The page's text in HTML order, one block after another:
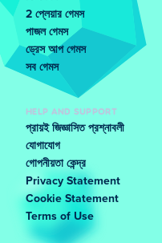
2 প্লেয়ার গেমস
পাজল গেমস
ড্রেস আপ গেমস
সব গেমস
HELP AND SUPPORT
প্রায়ই জিজ্ঞাসিত প্রশ্নাবলী
যোগাযোগ
গোপনীয়তা কেন্দ্র
Privacy Statement
Cookie Statement
Terms of Use